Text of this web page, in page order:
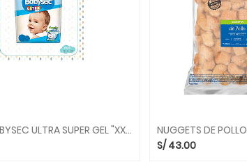
PAÑALES BABYSEC ULTRA SUPER GEL "XXG" 44 UND.
S/ 43.00